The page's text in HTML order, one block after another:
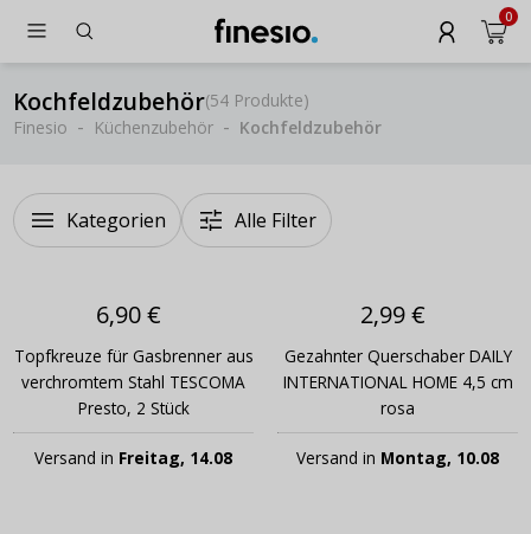
0
Kochfeldzubehör(54 Produkte)
Finesio
Küchenzubehör Kochfeldzubehör
Kategorien Alle Filter
6,90 €
Topfkreuze für Gasbrenner aus
verchromtem Stahl TESCOMA
Presto, 2 Stück
Versand in Freitag, 14.08
2,99 €
Gezahnter Querschaber DAILY
INTERNATIONAL HOME 4,5 cm
rosa
Versand in Montag, 10.08